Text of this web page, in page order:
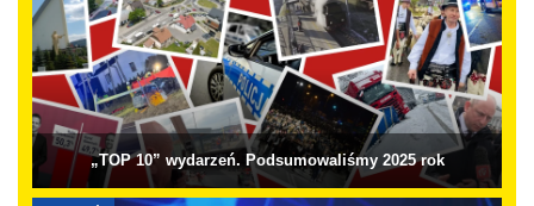
„TOP 10” wydarzeń. Podsumowaliśmy 2025 rok